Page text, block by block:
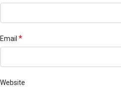
Email *
Website